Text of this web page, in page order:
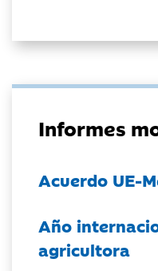
Informes
Acuerdo UE-
Año
agricultora